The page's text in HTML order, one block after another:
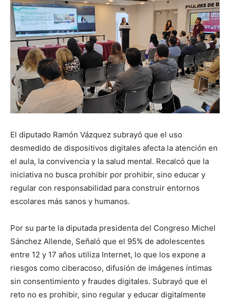
El diputado Ramón Vázquez subrayó que el uso
desmedido de dispositivos digitales afecta la atención en
el aula, la convivencia y la salud mental. Recalcó que la
iniciativa no busca prohibir por prohibir, sino educar y
regular con responsabilidad para construir entornos
escolares más sanos y humanos.
Por su parte la diputada presidenta del Congreso Michel
Sánchez Allende, Señaló que el 95% de adolescentes
entre 12 y 17 años utiliza Internet, lo que los expone a
riesgos como ciberacoso, difusión de imágenes íntimas
sin consentimiento y fraudes digitales. Subrayó que el
reto no es prohibir, sino regular y educar digitalmente